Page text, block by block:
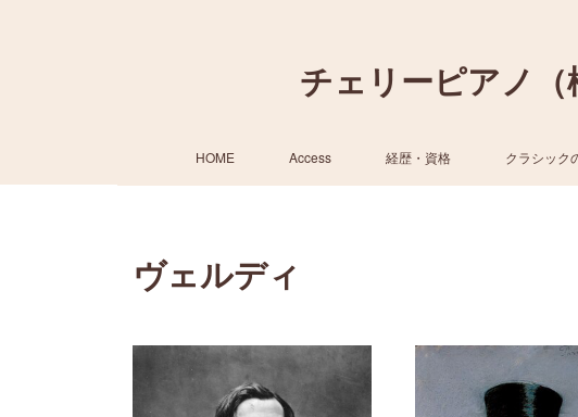
チェリーピアノ
HOME Access 経歴・資格 クラシック
ヴェルディ